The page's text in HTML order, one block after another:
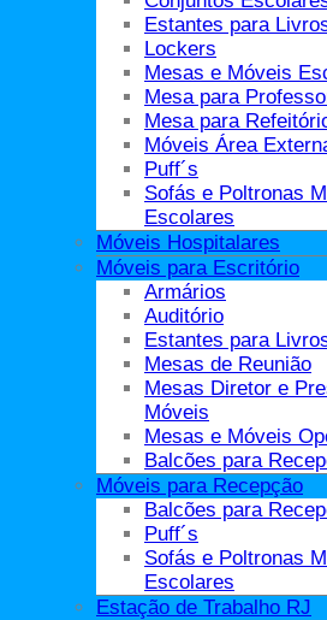
Estantes para
Lockers
Mesas e Móveis
Mesa para
Mesa para
Móveis Área
Puff´s
Sofás e Poltronas
Escolares
Móveis Hospitalares
Móveis para Escritório
Armários
Auditório
Estantes para
Mesas de Reunião
Mesas Diretor e
Móveis
Mesas e Móveis
Balcões para
Móveis para Recepção
Balcões para
Puff´s
Sofás e Poltronas
Escolares
Estação de Trabalho RJ
Móveis para call center: descubra
A escolha do mobiliário correto
fundamental para garantir o
Como montar o espaço de trabalho
seu escritório